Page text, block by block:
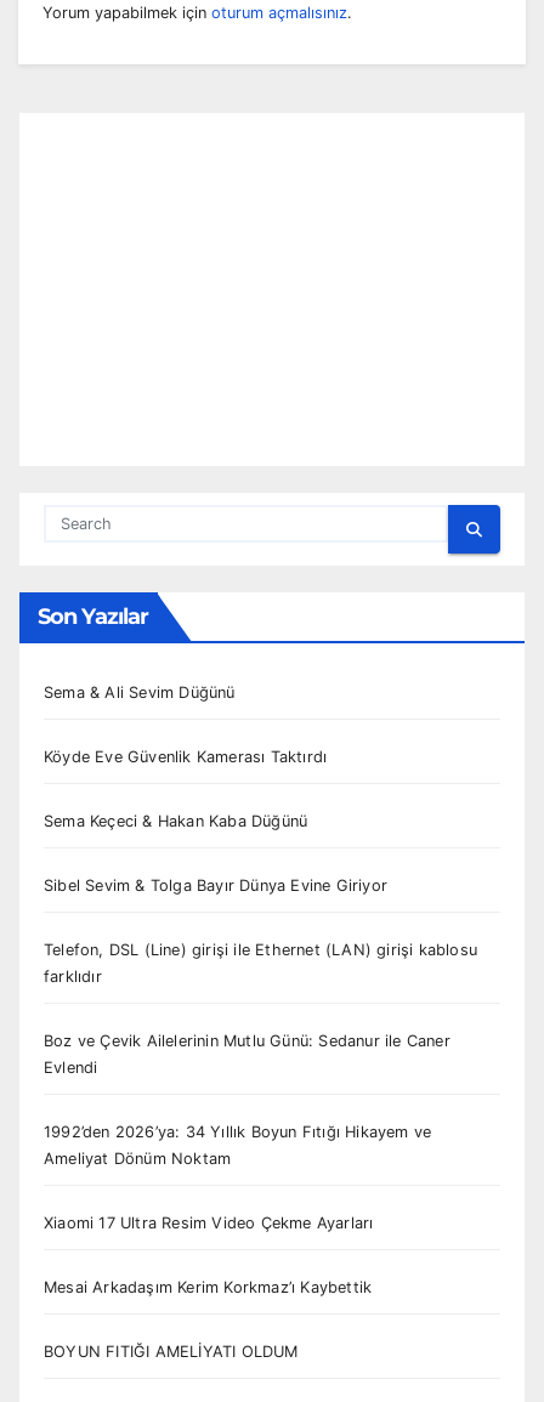
Yorum yapabilmek için oturum açmalısınız.
Son Yazılar
Sema & Ali Sevim Düğünü
Köyde Eve Güvenlik Kamerası Taktırdı
Sema Keçeci & Hakan Kaba Düğünü
Sibel Sevim & Tolga Bayır Dünya Evine Giriyor
Telefon, DSL (Line) girişi ile Ethernet (LAN) girişi kablosu
farklıdır
Boz ve Çevik Ailelerinin Mutlu Günü: Sedanur ile Caner
Evlendi
1992’den 2026’ya: 34 Yıllık Boyun Fıtığı Hikayem ve
Ameliyat Dönüm Noktam
Xiaomi 17 Ultra Resim Video Çekme Ayarları
Mesai Arkadaşım Kerim Korkmaz’ı Kaybettik
BOYUN FITIĞI AMELİYATI OLDUM